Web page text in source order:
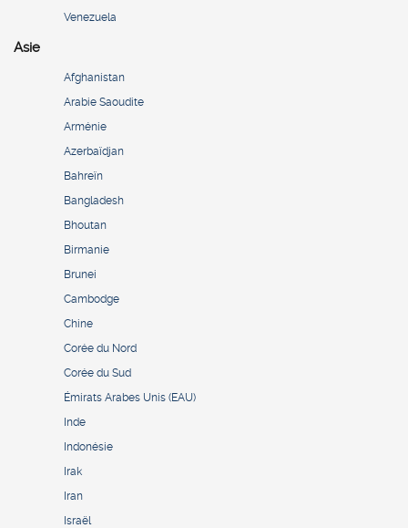
Venezuela
Asie
Afghanistan
Arabie Saoudite
Arménie
Azerbaïdjan
Bahreïn
Bangladesh
Bhoutan
Birmanie
Brunei
Cambodge
Chine
Corée du Nord
Corée du Sud
Émirats Arabes Unis (EAU)
Inde
Indonésie
Irak
Iran
Israël